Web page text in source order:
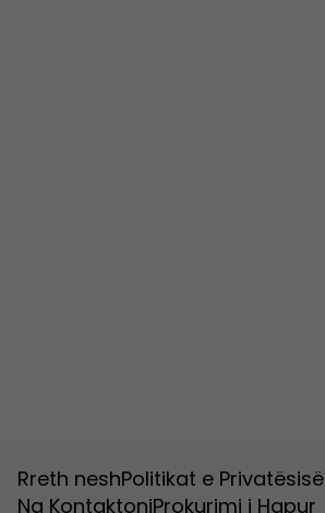
Rreth neshPolitikat e Privatësisë
Na KontaktoniProkurimi i Hapur